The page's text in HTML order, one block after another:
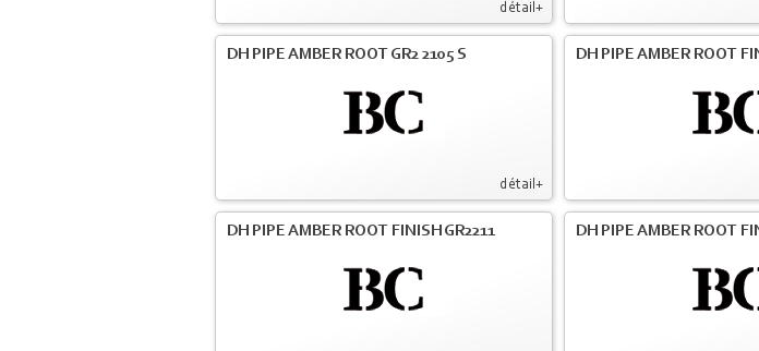
détail+
détail+
DH PIPE AMBER ROOT GR2 2105 S DH PIPE AMBER ROOT
DH PIPE AMBER ROOT FINISH GR2211 DH PIPE AMBER ROOT